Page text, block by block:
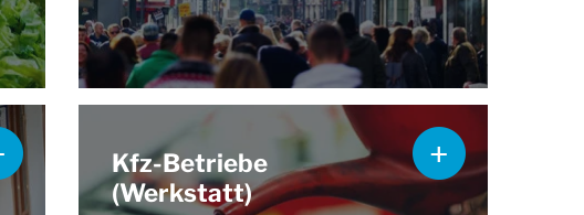
Kfz-Betriebe
(Werkstatt)